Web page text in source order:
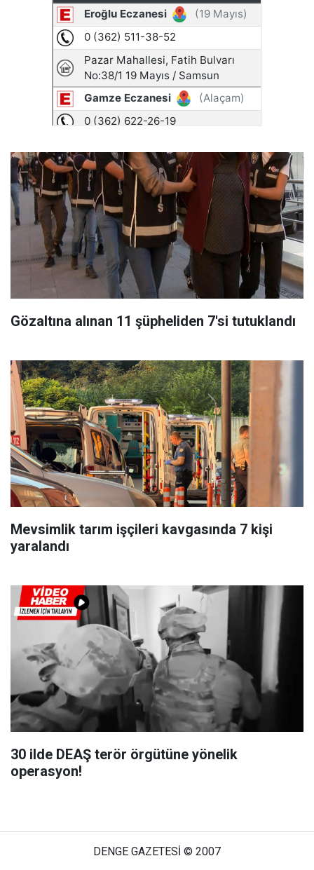
Gözaltına alınan 11 şüpheliden 7'si tutuklandı
Mevsimlik tarım işçileri kavgasında 7 kişi
yaralandı
30 ilde DEAŞ terör örgütüne yönelik
operasyon!
DENGE GAZETESİ © 2007